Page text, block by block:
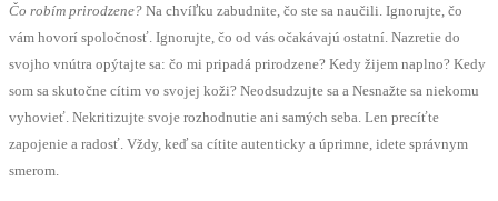
Čo robím prirodzene? Na chvíľku zabudnite, čo ste sa naučili. Ignorujte, čo
vám hovorí spoločnosť. Ignorujte, čo od vás očakávajú ostatní. Nazretie do
svojho vnútra opýtajte sa: čo mi pripadá prirodzene? Kedy žijem naplno? Kedy
som sa skutočne cítim vo svojej koži? Neodsudzujte sa a Nesnažte sa niekomu
vyhovieť. Nekritizujte svoje rozhodnutie ani samých seba. Len precíťte
zapojenie a radosť. Vždy, keď sa cítite autenticky a úprimne, idete správnym
smerom.